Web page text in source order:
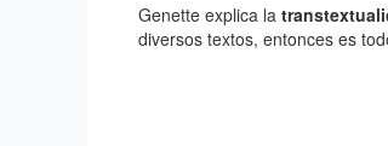
Genette explica la
diversos textos, entonces es